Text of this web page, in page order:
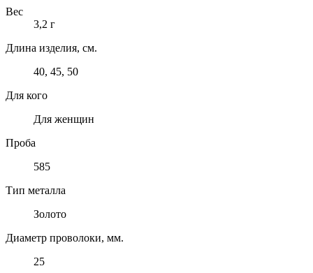
Вес
3,2 г
Длина изделия, см.
40, 45, 50
Для кого
Для женщин
Проба
585
Тип металла
Золото
Диаметр проволоки, мм.
25